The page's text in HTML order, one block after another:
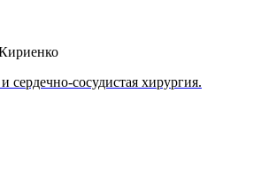
сердечно-сосудистая хирургия.